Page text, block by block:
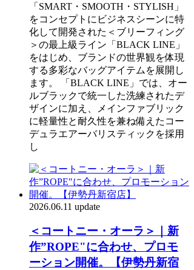
「SMART・SMOOTH・STYLISH」
をコンセプトにビジネスシーンに特
化して開発された＜ブリーフィング
＞の最上級ライン「BLACK LINE」
をはじめ、ブランドの世界観を体現
する多彩なバッグアイテムを展開し
ます。 「BLACK LINE」では、オー
ルブラックで統一した洗練されたデ
ザインに加え、メインファブリック
に軽量性と耐久性を兼ね備えたコー
デュラエアーバリスティックを採用
し
2026.06.11 update
＜コートニー・オーラ＞｜新
作”ROPE"に合わせ、プロモ
ーション開催。【伊勢丹新宿